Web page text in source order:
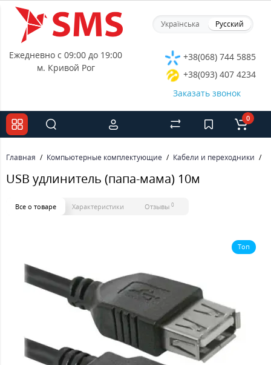
Українська Русский
Ежедневно с 09:00 до 19:00
м. Кривой Рог
+38(068) 744 5885
+38(093) 407 4234
Заказать звонок
0
Главная Компьютерные комплектующие Кабели и переходники
USB удлинитель (папа-мама) 10м
Все о товаре Характеристики Отзывы 0
Топ